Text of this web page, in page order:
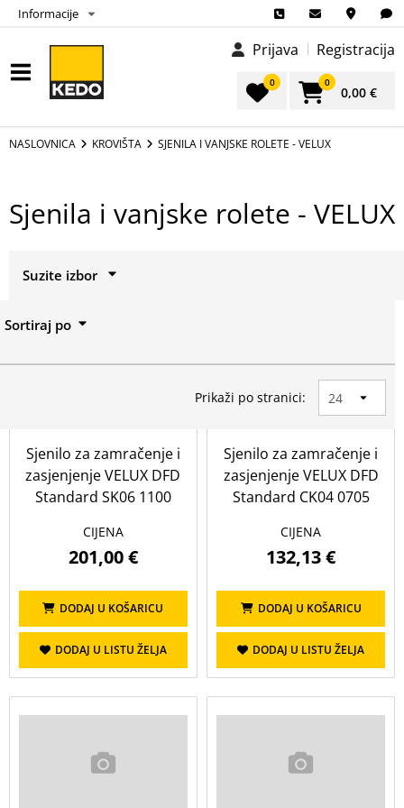
Informacije
Prijava Registracija
0 0
0,00 €
NASLOVNICA KROVIŠTA SJENILA I VANJSKE ROLETE - VELUX
Sjenila i vanjske rolete - VELUX
Suzite izbor
do
114
118
140
160
55 78 98
Sortiraj po
Prikaži po stranici:
Sjenilo za zamračenje i
zasjenjenje VELUX DFD
Standard SK06 1100
CIJENA
201,00 €
DODAJ U KOŠARICU
DODAJ U LISTU ŽELJA
Sjenilo za zamračenje i
zasjenjenje VELUX DFD
Standard CK04 0705
CIJENA
132,13 €
DODAJ U KOŠARICU
DODAJ U LISTU ŽELJA